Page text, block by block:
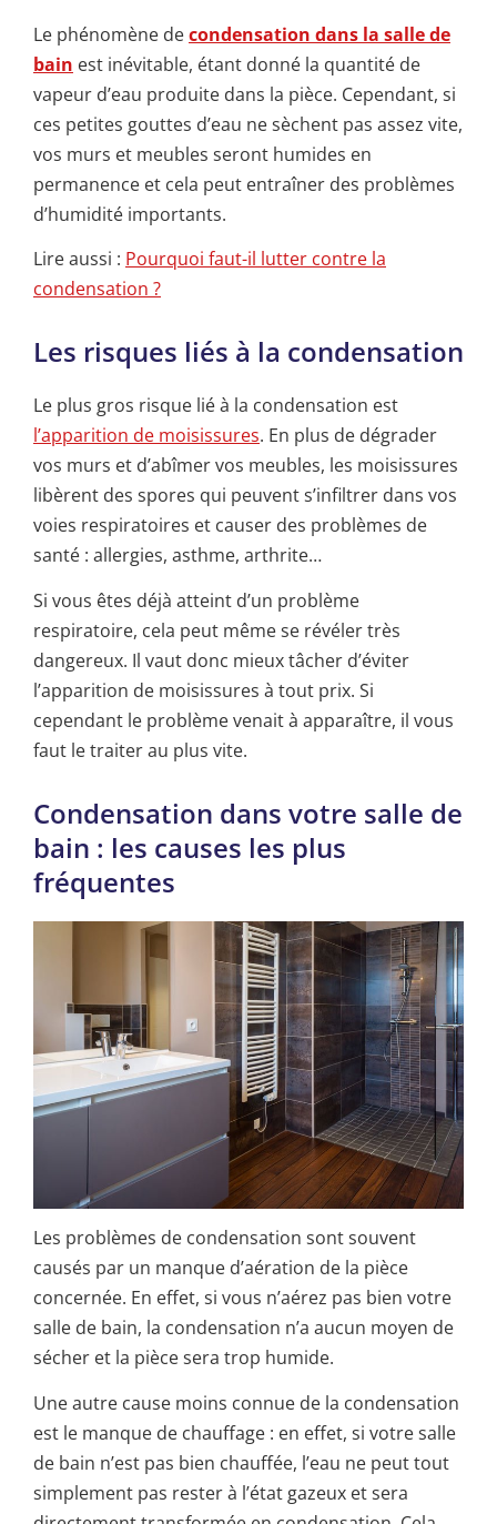
Le phénomène decondensation dans la salle de
bain est inévitable, étant donné la quantité de
vapeur d’eau produite dans la pièce. Cependant, si
ces petites gouttes d’eau ne sèchent pas assez vite,
vos murs et meubles seront humides en
permanence et cela peut entraîner des problèmes
d’humidité importants.
Lire aussi : Pourquoi faut-il lutter contre la
condensation ?
Les risques liés à la condensation
Le plus gros risque lié à la condensation est
l’apparition de moisissures. En plus de dégrader
vos murs et d’abîmer vos meubles, les moisissures
libèrent des spores qui peuvent s’infiltrer dans vos
voies respiratoires et causer des problèmes de
santé : allergies, asthme, arthrite…
Si vous êtes déjà atteint d’un problème
respiratoire, cela peut même se révéler très
dangereux. Il vaut donc mieux tâcher d’éviter
l’apparition de moisissures à tout prix. Si
cependant le problème venait à apparaître, il vous
faut le traiter au plus vite.
Condensation dans votre salle de
bain : les causes les plus
fréquentes
Les problèmes de condensation sont souvent
causés par un manque d’aération de la pièce
concernée. En effet, si vous n’aérez pas bien votre
salle de bain, la condensation n’a aucun moyen de
sécher et la pièce sera trop humide.
Une autre cause moins connue de la condensation
est le manque de chauffage : en effet, si votre salle
de bain n’est pas bien chauffée, l’eau ne peut tout
simplement pas rester à l’état gazeux et sera